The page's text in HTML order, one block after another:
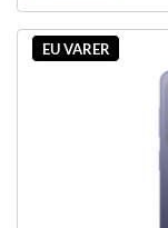
EU VARER